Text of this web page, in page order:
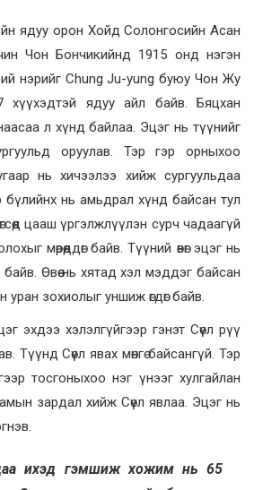
ядуу орон Хойд Солонгосийн Асан
Чон Бончикийнд 1915 онд нэгэн
нэрийг Chung Ju-yung буюу Чон Жу
хүүхэдтэй ядуу айл байв. Бяцхан
л хүнд байлаа. Эцэг нь түүнийг
оруулав. Тэр гэр орныхоо
нь хичээлээ хийж сургуульдаа
бүлийнх нь амьдрал хүнд байсан тул
цааш үргэлжлүүлэн сурч чадаагүй
мөрөөддөг байв. Түүний өвөг эцэг нь
Өвөө нь хятад хэл мэддэг байсан
зохиолыг уншиж өгдөг байв.
эхдээ хэлэлгүйгээр гэнэт Сөүл рүү
Түүнд Сөүл явах мөнгө байсангүй. Тэр
тосгоныхоо нэг үнээг хулгайлан
зардал хийж Сөүл явлаа. Эцэг нь
ихэд гэмшиж хожим нь 65